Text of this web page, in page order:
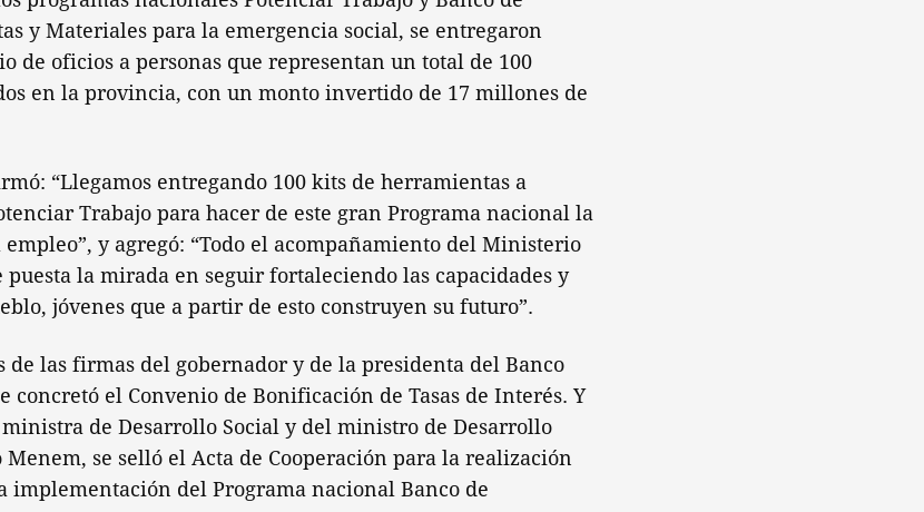
y Materiales para la emergencia social, se entregaron
de oficios a personas que representan un total de 100
en la provincia, con un monto invertido de 17 millones de
“Llegamos entregando 100 kits de herramientas a
Trabajo para hacer de este gran Programa nacional la
y agregó: “Todo el acompañamiento del Ministerio
puesta la mirada en seguir fortaleciendo las capacidades y
jóvenes que a partir de esto construyen su futuro”.
de las firmas del gobernador y de la presidenta del Banco
concretó el Convenio de Bonificación de Tasas de Interés. Y
de Desarrollo Social y del ministro de Desarrollo
se selló el Acta de Cooperación para la realización
implementación del Programa nacional Banco de